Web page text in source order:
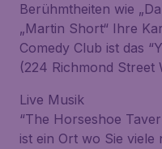
Berühmtheiten wie
„Martin Short“ Ihre
Comedy Club ist das
(224 Richmond Street
Live Musik
“The Horseshoe
ist ein Ort wo Sie